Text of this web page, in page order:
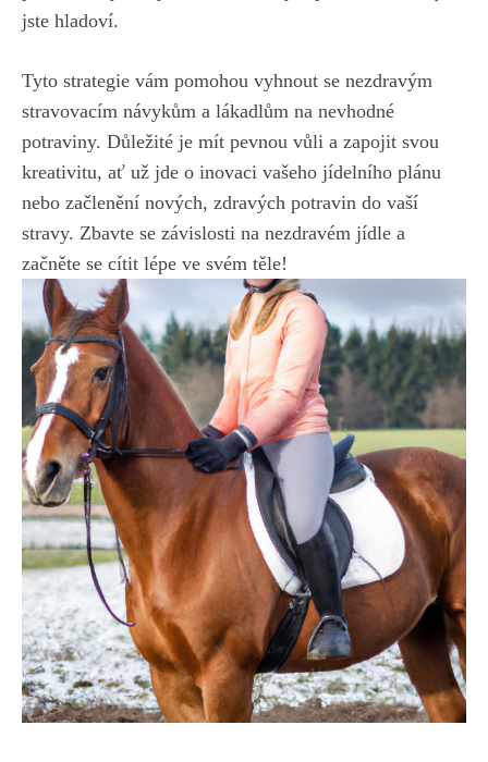
jste hladoví.
Tyto strategie vám pomohou vyhnout ⁢se‍ nezdravým
stravovacím návykům‍ a‍ lákadlům na⁤ nevhodné
potraviny. Důležité je mít pevnou vůli a ⁢zapojit svou
kreativitu, ať už jde o inovaci⁤ vašeho jídelního plánu
nebo začlenění ‌nových, zdravých⁢ potravin do vaší‌
stravy. Zbavte se závislosti ⁣na nezdravém jídle a
začněte se cítit⁣ lépe ve svém těle!